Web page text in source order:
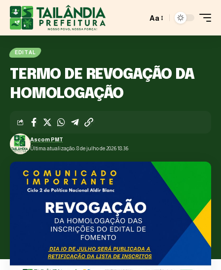
Aa
EDITAL
TERMO DE REVOGAÇÃO DA
HOMOLOGAÇÃO
Última atualização: 8 de julho de 2026 18:36
Ascom PMT